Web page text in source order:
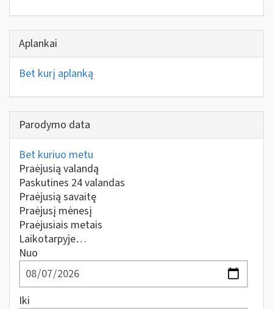
Aplankai
Bet kurį aplanką
Parodymo data
Bet kuriuo metu
Praėjusią valandą
Paskutines 24 valandas
Praėjusią savaitę
Praėjusį mėnesį
Praėjusiais metais
Laikotarpyje…
Nuo
Iki